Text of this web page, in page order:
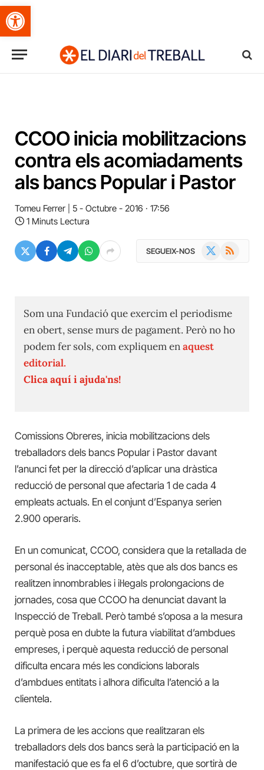
Obre la barra d'eines
CCOO inicia mobilitzacions
contra els acomiadaments
als bancs Popular i Pastor
Tomeu Ferrer
5 - Octubre - 2016 · 17:56
1 Minuts Lectura
SEGUEIX-NOS RSS
Som una Fundació que exercim el periodisme
en obert, sense murs de pagament. Però no ho
podem fer sols, com expliquem enaquest
editorial.
Clica aquí i ajuda'ns!
Comissions Obreres, inicia mobilitzacions dels
treballadors dels bancs Popular i Pastor davant
l’anunci fet per la direcció d’aplicar una dràstica
reducció de personal que afectaria 1 de cada 4
empleats actuals. En el conjunt d’Espanya serien
2.900 operaris.
En un comunicat, CCOO, considera que la retallada de
personal és inacceptable, atès que als dos bancs es
realitzen innombrables i il·legals prolongacions de
jornades, cosa que CCOO ha denunciat davant la
Inspecció de Treball. Però també s’oposa a la mesura
perquè posa en dubte la futura viabilitat d’ambdues
empreses, i perquè aquesta reducció de personal
dificulta encara més les condicions laborals
d’ambdues entitats i alhora dificulta l’atenció a la
clientela.
La primera de les accions que realitzaran els
treballadors dels dos bancs serà la participació en la
manifestació que es fa el 6 d’octubre, que sortirà de